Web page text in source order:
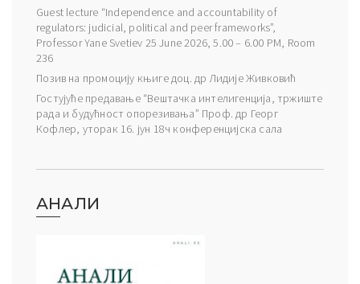
Guest lecture “Independence and accountability of
regulators: judicial, political and peer frameworks”,
Professor Yane Svetiev 25 June 2026, 5.00 – 6.00 PM, Room
236
Позив на промоцију књиге доц. др Лидије Живковић
Гостујуће предавање “Вештачка интелигенција, тржиште
рада и будућност опорезивања” Проф. др Георг
Кофлер, уторак 16. јун 18ч конференцијска сала
АНАЛИ